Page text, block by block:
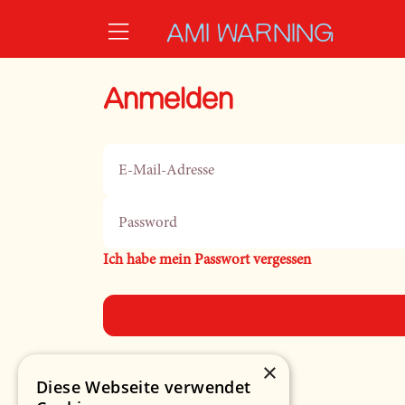
AMI WARNING
Anmelden
E-Mail-Adresse
Password
Ich habe mein Passwort vergessen
×
Diese Webseite verwendet